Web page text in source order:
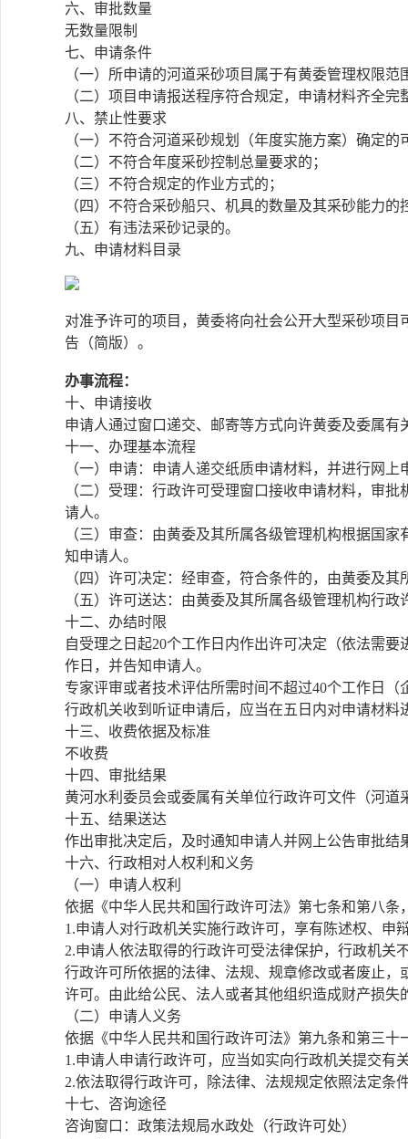
六、审批数量
无数量限制
七、申请条件
（一）所申请的河道采砂项目属于有黄委管理权限范
（二）项目申请报送程序符合规定，申请材料齐全
八、禁止性要求
（一）不符合河道采砂规划（年度实施方案）确定
（二）不符合年度采砂控制总量要求的；
（三）不符合规定的作业方式的；
（四）不符合采砂船只、机具的数量及其采砂能力的
（五）有违法采砂记录的。
九、申请材料目录
对准予许可的项目，黄委将向社会公开大型采砂项
告（简版）。
办事流程：
十、申请接收
申请人通过窗口递交、邮寄等方式向许黄委及委属
十一、办理基本流程
（一）申请：申请人递交纸质申请材料，并进行网上
（二）受理：行政许可受理窗口接收申请材料，审
请人。
（三）审查：由黄委及其所属各级管理机构根据国
知申请人。
（四）许可决定：经审查，符合条件的，由黄委及
（五）许可送达：由黄委及其所属各级管理机构行
十二、办结时限
自受理之日起20个工作日内作出许可决定（依法需
作日，并告知申请人。
专家评审或者技术评估所需时间不超过40个工作日（
行政机关收到听证申请后，应当在五日内对申请材
十三、收费依据及标准
不收费
十四、审批结果
黄河水利委员会或委属有关单位行政许可文件（河道
十五、结果送达
作出审批决定后，及时通知申请人并网上公告审批
十六、行政相对人权利和义务
（一）申请人权利
依据《中华人民共和国行政许可法》第七条和第八条
1.申请人对行政机关实施行政许可，享有陈述权、
2.申请人依法取得的行政许可受法律保护，行政机关
行政许可所依据的法律、法规、规章修改或者废止
许可。由此给公民、法人或者其他组织造成财产损失
（二）申请人义务
依据《中华人民共和国行政许可法》第九条和第三十
1.申请人申请行政许可，应当如实向行政机关提交有
2.依法取得行政许可，除法律、法规规定依照法定条
十七、咨询途径
咨询窗口：政策法规局水政处（行政许可处）